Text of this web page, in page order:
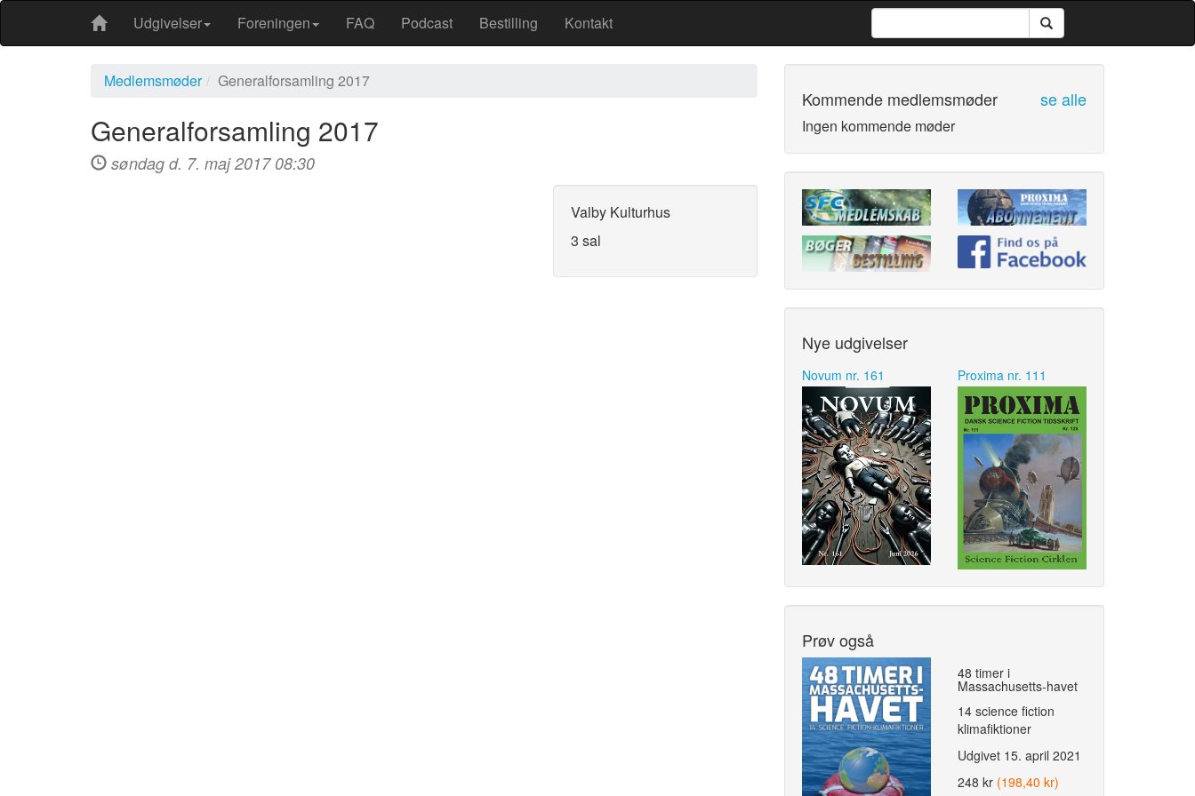
Udgivelser Foreningen FAQ Podcast Bestilling Kontakt
Medlemsmøder Generalforsamling 2017
Generalforsamling 2017
søndag d. 7. maj 2017 08:30
Valby Kulturhus
3 sal
Kommende medlemsmøder se alle
Ingen kommende møder
Nye udgivelser
Novum nr. 161 Proxima nr. 111
Prøv også
48 timer i
Massachusetts-havet
14 science fiction
klimafiktioner
Udgivet 15. april 2021
248 kr (198,40 kr)